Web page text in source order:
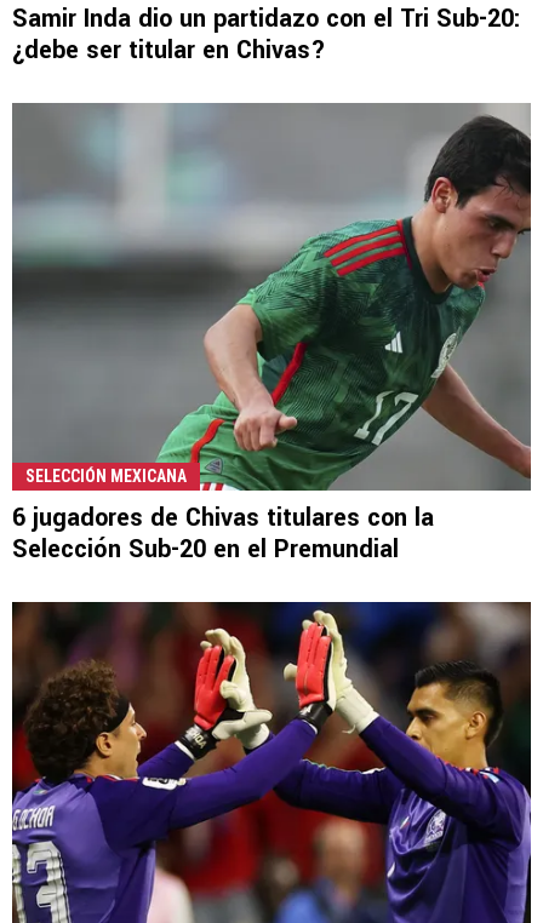
Samir Inda dio un partidazo con el Tri Sub-20:
¿debe ser titular en Chivas?
SELECCIÓN MEXICANA
6 jugadores de Chivas titulares con la
Selección Sub-20 en el Premundial